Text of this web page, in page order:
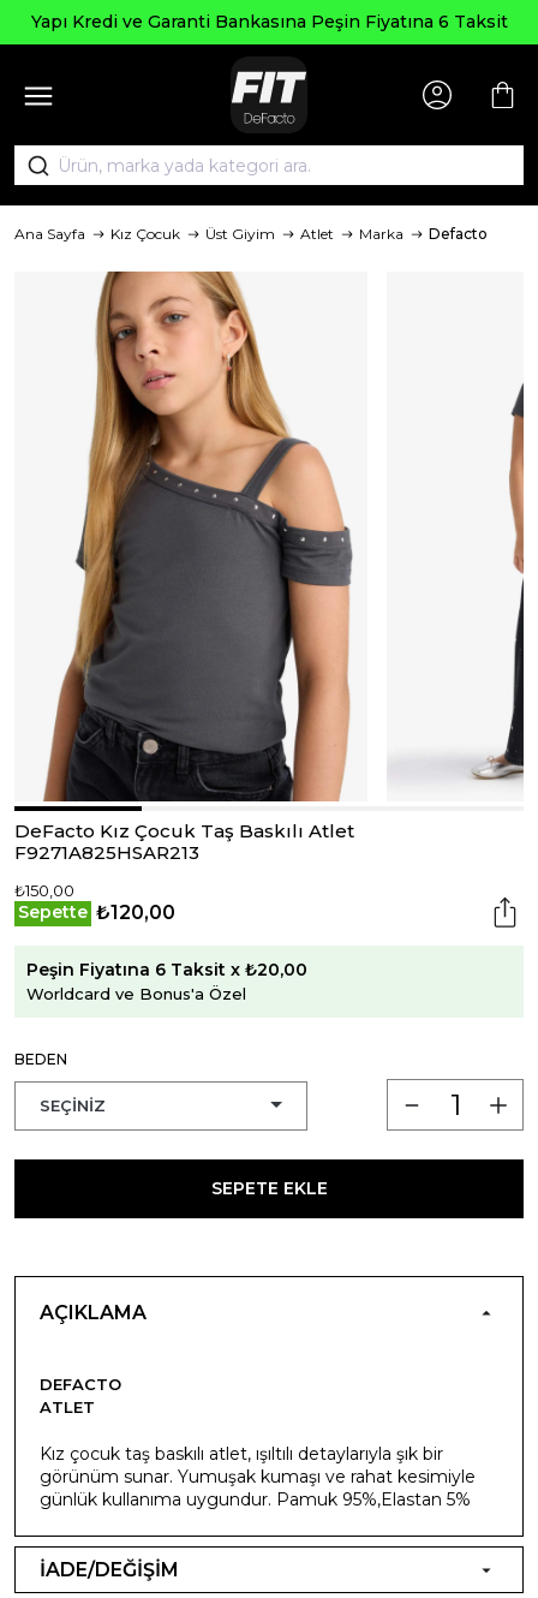
Yapı Kredi ve Garanti Bankasına Peşin Fiyatına 6 Taksit
Ana Sayfa Kız Çocuk Üst Giyim Atlet Marka Defacto
DeFacto Kız Çocuk Taş Baskılı Atlet
F9271A825HSAR213
₺150,00
Sepette ₺120,00
Peşin Fiyatına 6 Taksit x ₺20,00
Worldcard ve Bonus'a Özel
BEDEN
SEPETE EKLE
AÇIKLAMA
DEFACTO
ATLET
Kız çocuk taş baskılı atlet, ışıltılı detaylarıyla şık bir
görünüm sunar. Yumuşak kumaşı ve rahat kesimiyle
günlük kullanıma uygundur. Pamuk 95%,Elastan 5%
İADE/DEĞİŞİM